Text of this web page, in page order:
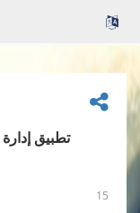
15